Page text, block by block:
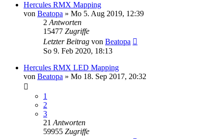
Hercules RMX Mapping
von Beatopa » Mo 5. Aug 2019, 12:39
2 Antworten
15477 Zugriffe
Letzter Beitrag von Beatopa
So 9. Feb 2020, 18:13
Hercules RMX LED Mapping
von Beatopa » Mo 18. Sep 2017, 20:32
1
2
3
21 Antworten
59955 Zugriffe